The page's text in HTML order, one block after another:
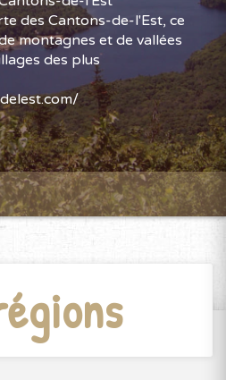
des Cantons-de-l'Est, ce
montagnes et de vallées
des plus